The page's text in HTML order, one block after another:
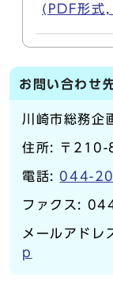
(PDF形
お問い合わせ
川崎市総務企
住所: 〒210-
電話: 044-
ファクス:
メールアドレ
p